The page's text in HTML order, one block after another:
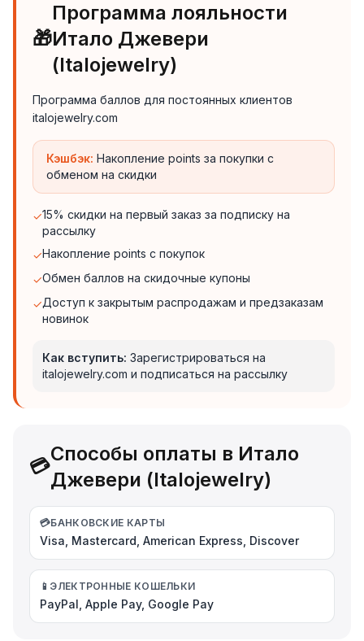
🎁
Программа лояльности
Итало Джевери
(Italojewelry)
Программа баллов для постоянных клиентов
italojewelry.com
Кэшбэк: Накопление points за покупки с
обменом на скидки
✓15% скидки на первый заказ за подписку на
рассылку
✓Накопление points с покупок
✓Обмен баллов на скидочные купоны
✓Доступ к закрытым распродажам и предзаказам
новинок
Как вступить: Зарегистрироваться на
italojewelry.com и подписаться на рассылку
💳
Способы оплаты в Итало
Джевери (Italojewelry)
💳БАНКОВСКИЕ КАРТЫ
Visa, Mastercard, American Express, Discover
📱 ЭЛЕКТРОННЫЕ КОШЕЛЬКИ
PayPal, Apple Pay, Google Pay